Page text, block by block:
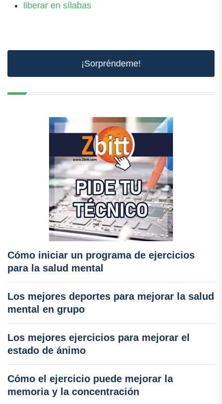
liberar en sílabas
¡Sorpréndeme!
Cómo iniciar un programa de ejercicios
para la salud mental
Los mejores deportes para mejorar la salud
mental en grupo
Los mejores ejercicios para mejorar el
estado de ánimo
Cómo el ejercicio puede mejorar la
memoria y la concentración